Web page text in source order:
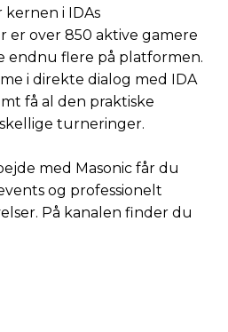
kernen i IDAs
er over 850 aktive gamere
endnu flere på platformen.
i direkte dialog med IDA
få al den praktiske
turneringer.
med Masonic får du
og professionelt
På kanalen finder du